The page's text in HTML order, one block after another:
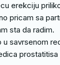
erekciju
pricam sa
sta da radim.
savrsenom